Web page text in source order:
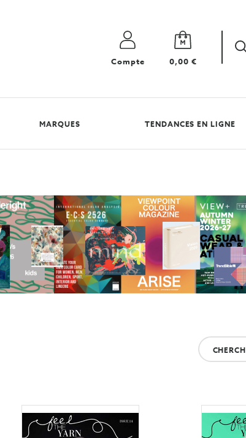
Compte 0,00 €
votre
MARQUES TENDANCES EN LIGNE
Cherchez
votre
produit